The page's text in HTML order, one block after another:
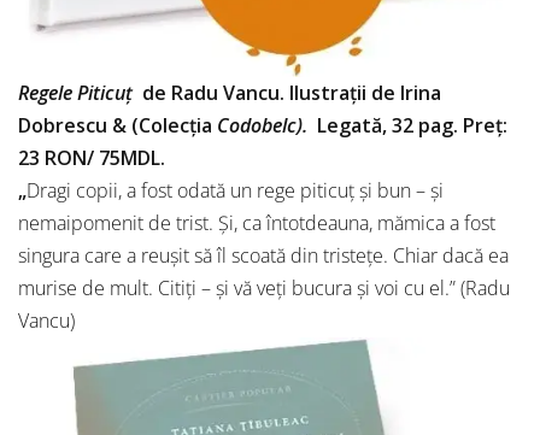
Regele Piticuț de Radu Vancu. Ilustrații de Irina
Dobrescu & (Colecția Codobelc). Legată, 32 pag. Preț:
23 RON/ 75MDL.
„Dragi copii, a fost odată un rege piticuț și bun – și
nemaipomenit de trist. Și, ca întotdeauna, mămica a fost
singura care a reușit să îl scoată din tristețe. Chiar dacă ea
murise de mult. Citiți – și vă veți bucura și voi cu el.” (Radu
Vancu)